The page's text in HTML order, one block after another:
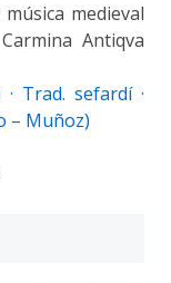
medieval
Antiqva
Trad. sefardí ·
– Muñoz)